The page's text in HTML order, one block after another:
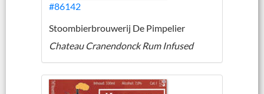
#86142
Stoombierbrouwerij De Pimpelier
Chateau Cranendonck Rum Infused